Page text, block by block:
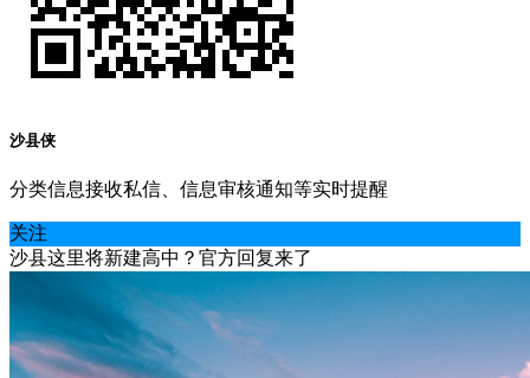
沙县侠
分类信息接收私信、信息审核通知等实时提醒
关注
沙县这里将新建高中？官方回复来了